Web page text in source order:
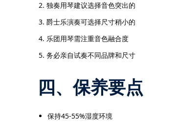
独奏用琴建议选择音色突出的
爵士乐演奏可选择尺寸稍小的
乐团用琴需注重音色融合度
务必亲自试奏不同品牌和尺寸
四、保养要点
保持45-55%湿度环境